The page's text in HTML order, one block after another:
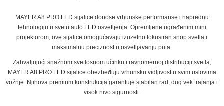
MAYER A8 PRO LED sijalice donose vrhunske performanse i naprednu
tehnologiju u svetu auto LED osvetljenja. Opremljene ugrađenim mini
projektorom, ove sijalice omogućavaju izuzetno fokusiran snop svetla i
maksimalnu preciznost u osvetljavanju puta.
Zahvaljujući snažnom svetlosnom učinku i ravnomernoj distribuciji svetla,
MAYER A8 PRO LED sijalice obezbeđuju vrhunsku vidljivost u svim uslovima
vožnje. Njihova premium konstrukcija garantuje stabilan rad, dug vek trajanja i
visok nivo sigurnosti.